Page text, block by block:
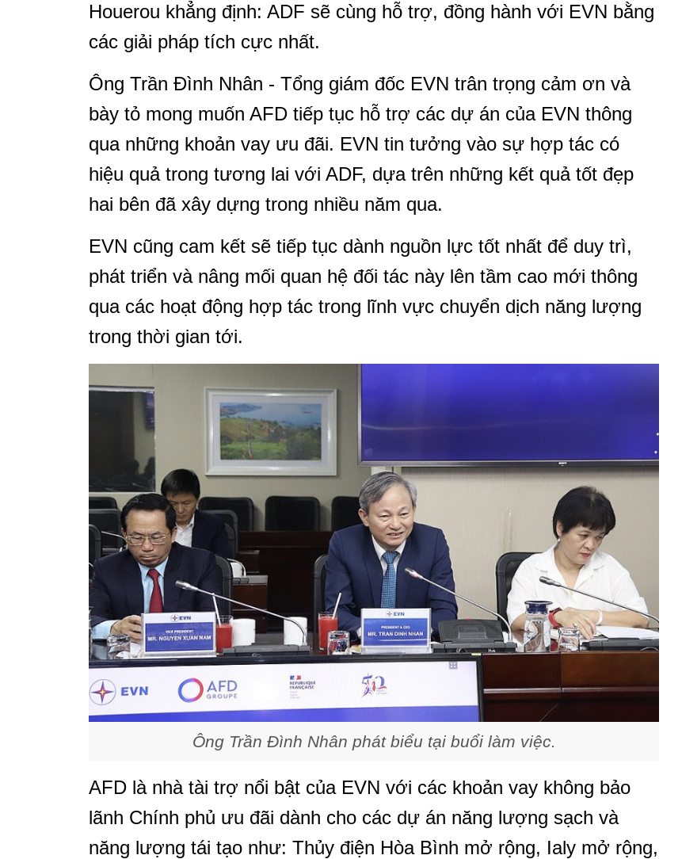
Houerou khẳng định: ADF sẽ cùng hỗ trợ, đồng hành với EVN bằng
các giải pháp tích cực nhất.
Ông Trần Đình Nhân - Tổng giám đốc EVN trân trọng cảm ơn và
bày tỏ mong muốn AFD tiếp tục hỗ trợ các dự án của EVN thông
qua những khoản vay ưu đãi. EVN tin tưởng vào sự hợp tác có
hiệu quả trong tương lai với ADF, dựa trên những kết quả tốt đẹp
hai bên đã xây dựng trong nhiều năm qua.
EVN cũng cam kết sẽ tiếp tục dành nguồn lực tốt nhất để duy trì,
phát triển và nâng mối quan hệ đối tác này lên tầm cao mới thông
qua các hoạt động hợp tác trong lĩnh vực chuyển dịch năng lượng
trong thời gian tới.
Ông Trần Đình Nhân phát biểu tại buổi làm việc.
AFD là nhà tài trợ nổi bật của EVN với các khoản vay không bảo
lãnh Chính phủ ưu đãi dành cho các dự án năng lượng sạch và
năng lượng tái tạo như: Thủy điện Hòa Bình mở rộng, Ialy mở rộng,